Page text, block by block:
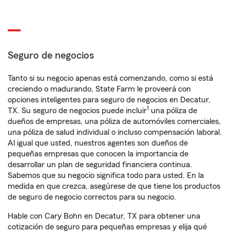
Seguro de negocios
Tanto si su negocio apenas está comenzando, como si está
creciendo o madurando, State Farm le proveerá con
opciones inteligentes para seguro de negocios en Decatur,
TX. Su seguro de negocios puede incluir1 una póliza de
dueños de empresas, una póliza de automóviles comerciales,
una póliza de salud individual o incluso compensación laboral.
Al igual que usted, nuestros agentes son dueños de
pequeñas empresas que conocen la importancia de
desarrollar un plan de seguridad financiera continua.
Sabemos que su negocio significa todo para usted. En la
medida en que crezca, asegúrese de que tiene los productos
de seguro de negocio correctos para su negocio.
Hable con Cary Bohn en Decatur, TX para obtener una
cotización de seguro para pequeñas empresas y elija qué